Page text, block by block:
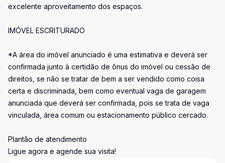
excelente aproveitamento dos espaços.
IMÓVEL ESCRITURADO
*A área do imóvel anunciado é uma estimativa e deverá ser
confirmada junto à certidão de ônus do imóvel ou cessão de
direitos, se não se tratar de bem a ser vendido como coisa
certa e discriminada, bem como eventual vaga de garagem
anunciada que deverá ser confirmada, pois se trata de vaga
vinculada, área comum ou estacionamento público cercado.
Plantão de atendimento
Ligue agora e agende sua visita!